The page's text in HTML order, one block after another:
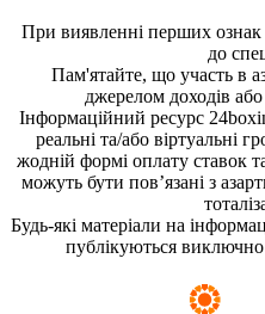
При виявленні перших ознак
до
Пам'ятайте, що участь в
джерелом доходів
Інформаційний ресурс
реальні та/або віртуальні
жодній формі оплату ставок
можуть бути пов’язані з
Будь-які матеріали на
публікуються